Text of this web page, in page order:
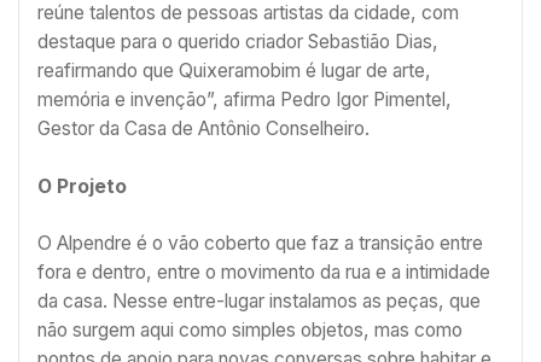
reúne talentos de pessoas artistas da cidade, com
destaque para o querido criador Sebastião Dias,
reafirmando que Quixeramobim é lugar de arte,
memória e invenção”, afirma Pedro Igor Pimentel,
Gestor da Casa de Antônio Conselheiro.
O Projeto
O Alpendre é o vão coberto que faz a transição entre
fora e dentro, entre o movimento da rua e a intimidade
da casa. Nesse entre-lugar instalamos as peças, que
não surgem aqui como simples objetos, mas como